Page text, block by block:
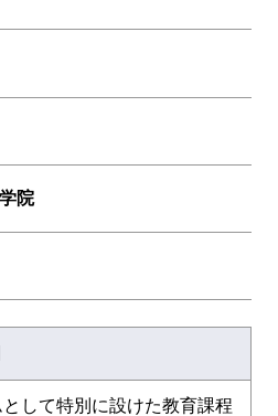
科学系
能情報コース
報工学コース
能情報コース
系
イフエンジニアリングコ
ス
球生命コース
院
ース
目
して特別に設けた教育課程